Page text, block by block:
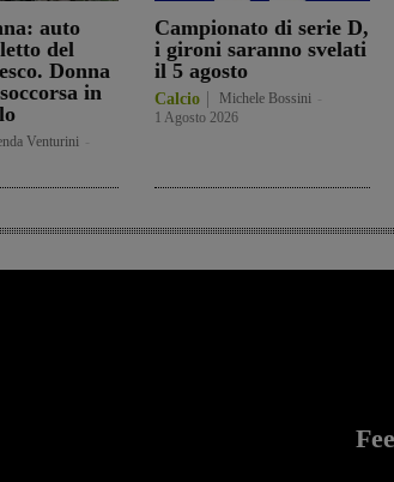
auto
del
Donna
in
Venturini
Campionato di serie D,
i gironi saranno svelati
il 5 agosto
Calcio Michele Bossini
1 Agosto 2026